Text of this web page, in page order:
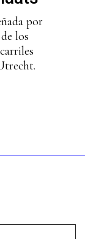
por
los